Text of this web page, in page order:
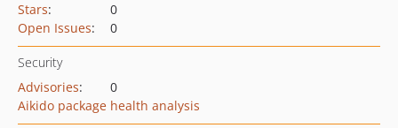
Stars:
0
Open Issues: 0
Security
Advisories:
0
Aikido package health analysis